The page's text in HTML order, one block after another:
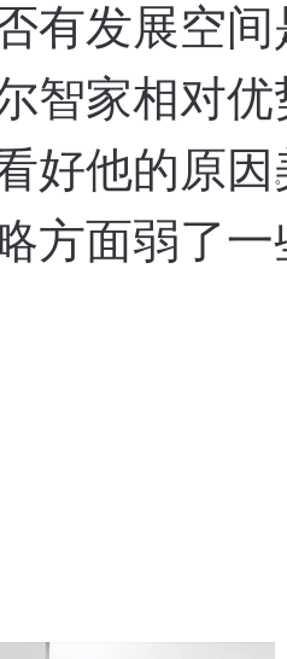
有发展空间 ，
智家相对
好他的原因 。
方面弱了